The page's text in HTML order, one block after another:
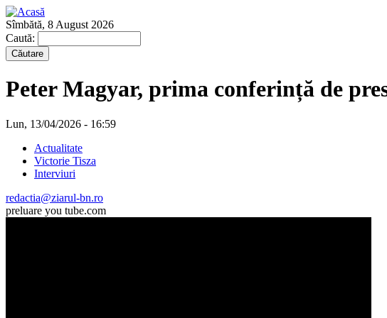
Sîmbătă, 8 August 2026
Caută:
Peter Magyar, prima conferință de
Lun, 13/04/2026 - 16:59
Actualitate
Victorie Tisza
Interviuri
redactia@ziarul-bn.ro
preluare you tube.com